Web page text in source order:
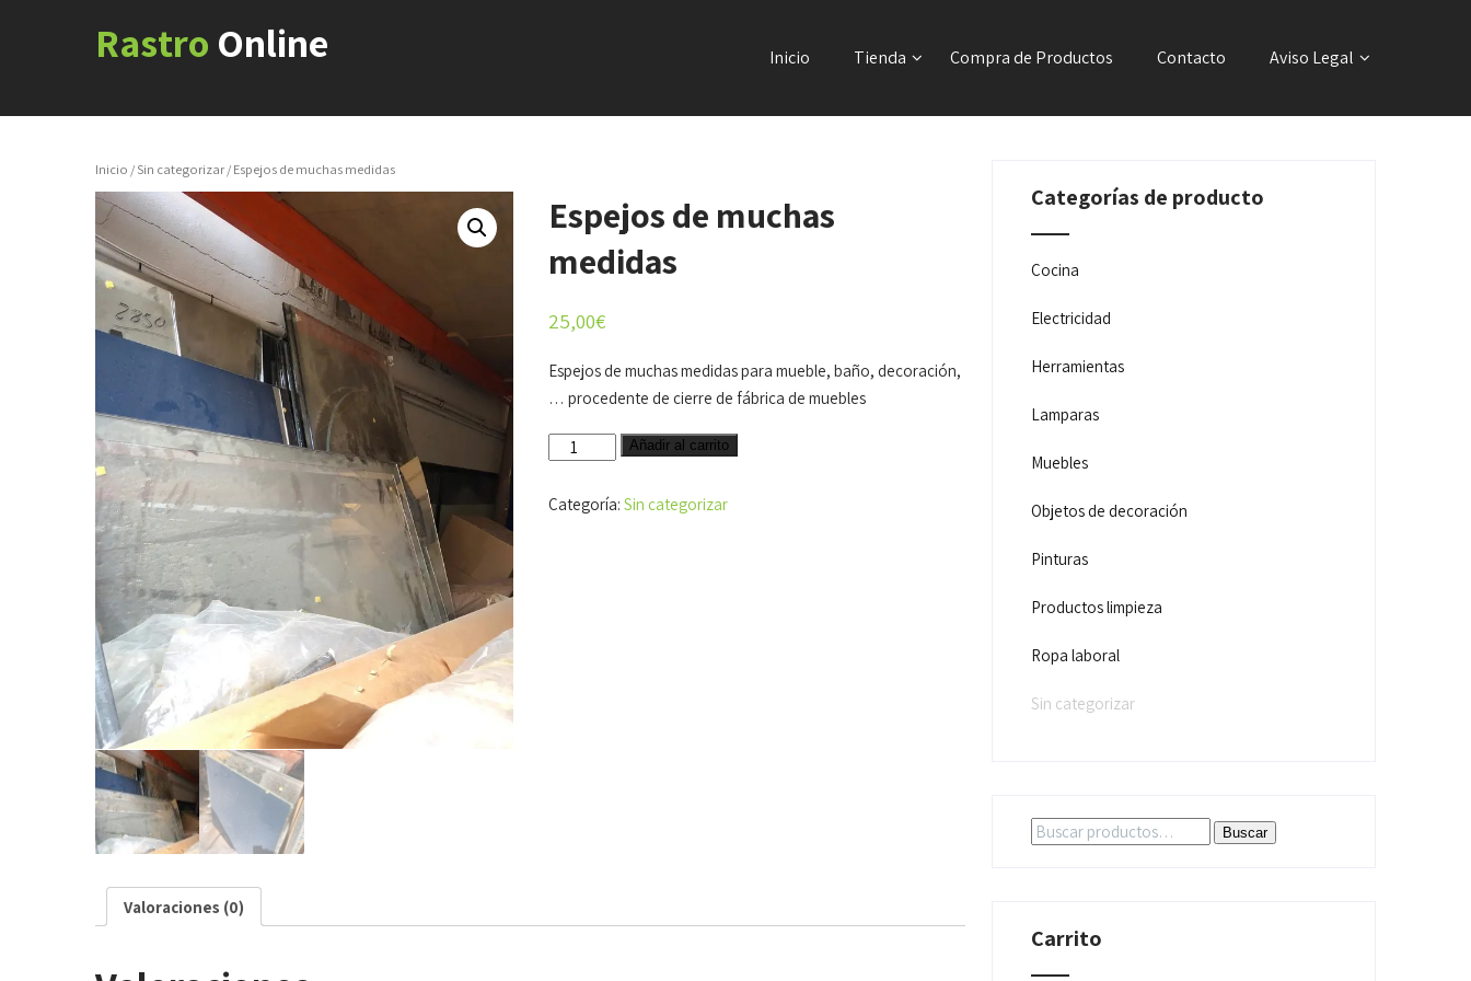
Rastro Online Inicio Tienda Compra de Productos Contacto Aviso Legal
Inicio /Sin categorizar/ Espejos de muchas medidas
Espejos de muchas
medidas
25,00€
Espejos de muchas medidas para mueble, baño, decoración,
… procedente de cierre de fábrica de muebles
Espejos
de
medidas
Añadir al carrito
Categoría: Sin categorizar
Valoraciones (0)
Categorías de producto
Cocina
Electricidad
Herramientas
Lamparas
Muebles
Objetos de decoración
Pinturas
Productos limpieza
Ropa laboral
Sin categorizar
Buscar
por:
Buscar
Carrito